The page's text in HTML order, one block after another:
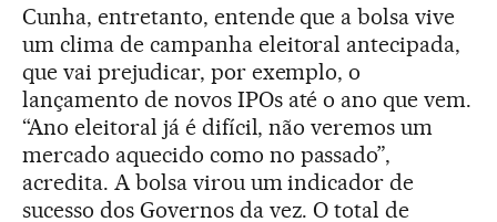
Cunha, entretanto, entende que a bolsa vive
um clima de campanha eleitoral antecipada,
que vai prejudicar, por exemplo, o
lançamento de novos IPOs até o ano que vem.
“Ano eleitoral já é difícil, não veremos um
mercado aquecido como no passado”,
acredita. A bolsa virou um indicador de
sucesso dos Governos da vez. O total de